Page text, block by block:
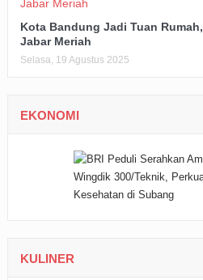
Kota Bandung Jadi Tuan
Jabar Meriah
Selasa, 19 Agustus 2025
EKONOMI
KULINER